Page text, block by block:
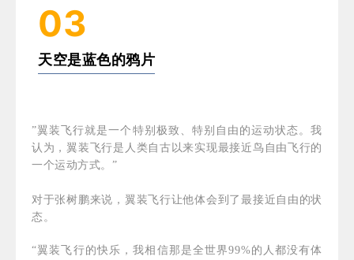
03
天空是蓝色的鸦片
”翼装飞行就是一个特别极致、特别自由的运动状态。我
认为，翼装飞行是人类自古以来实现最接近鸟自由飞行的
一个运动方式。”
对于张树鹏来说，翼装飞行让他体会到了最接近自由的状
态。
“翼装飞行的快乐，我相信那是全世界99%的人都没有体